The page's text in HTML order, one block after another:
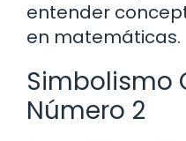
entender
en matemáticas.
Simbolismo
Número 2